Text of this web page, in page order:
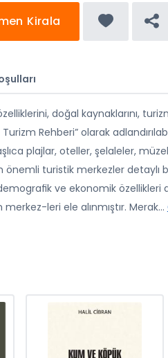
Kirala
doğal kaynaklarını,
Rehberi” olarak
plajlar, oteller, şelaleler,
turistik merkezler detaylı
ve ekonomik özellikleri
leri ele alınmıştır. Merak...